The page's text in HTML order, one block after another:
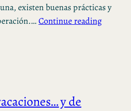
existen buenas prácticas y
Continue reading
y de